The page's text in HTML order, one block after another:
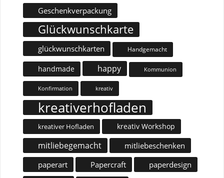
Geschenkverpackung
Glückwunschkarte
glückwunschkarten Handgemacht
handmade happy Kommunion
Konfirmation kreativ
kreativerhofladen
kreativer Hofladen kreativ Workshop
mitliebegemacht
mitliebeschenken
paperart
Papercraft paperdesign